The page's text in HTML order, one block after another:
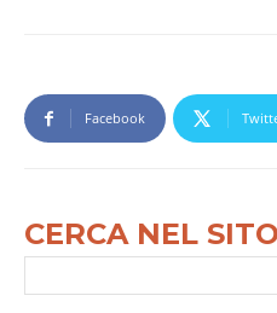
Facebook
CERCA NEL SITO